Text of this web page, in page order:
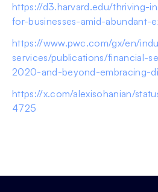
https://d3.harvard.edu/thriving-
for-businesses-amid-abundant-
https://www.pwc.com/gx/en/
services/publications/financial-
2020-and-beyond-embracing-
https://x.com/alexisohanian/
4725